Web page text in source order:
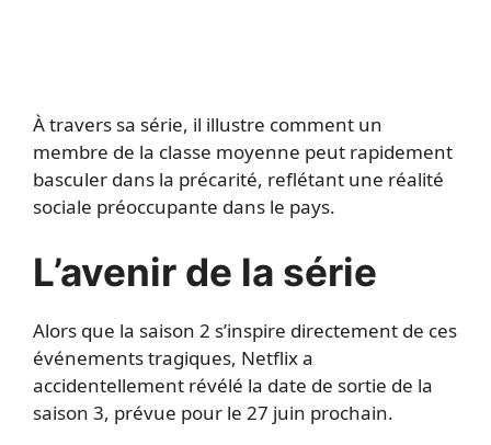
À travers sa série, il illustre comment un
membre de la classe moyenne peut rapidement
basculer dans la précarité, reflétant une réalité
sociale préoccupante dans le pays.
L’avenir de la série
Alors que la saison 2 s’inspire directement de ces
événements tragiques, Netflix a
accidentellement révélé la date de sortie de la
saison 3, prévue pour le 27 juin prochain.